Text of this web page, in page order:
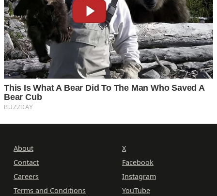
About
Contact
Careers
Terms and Conditions
X
Facebook
Instagram
YouTube